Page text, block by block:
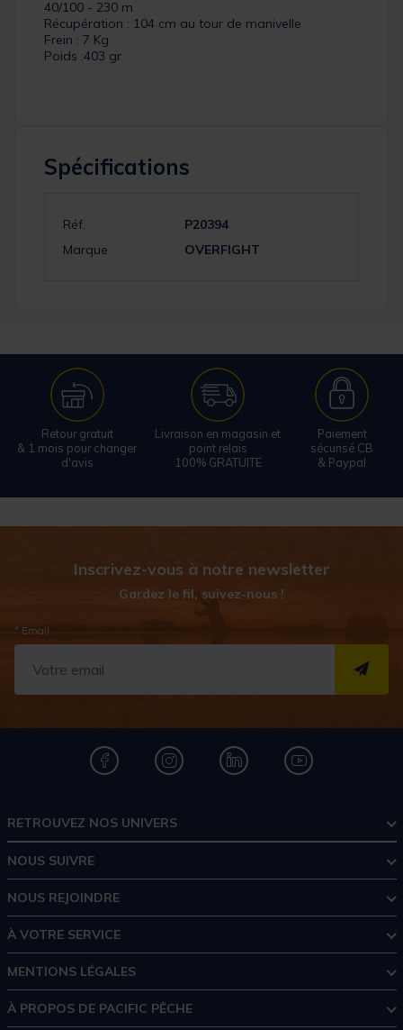
40/100 - 230 m
Récupération : 104 cm au tour de manivelle
Frein : 7 Kg
Poids :403 gr
Spécifications
Réf.
P20394
Marque
OVERFIGHT
Retour gratuit
& 1 mois pour changer
d'avis
Livraison en magasin et
point relais
100% GRATUITE
Paiement
sécurisé CB
& Paypal
Inscrivez-vous à notre newsletter
Gardez le fil, suivez-nous !
* Email
RETROUVEZ NOS UNIVERS
NOUS SUIVRE
NOUS REJOINDRE
À VOTRE SERVICE
MENTIONS LÉGALES
À PROPOS DE PACIFIC PÊCHE